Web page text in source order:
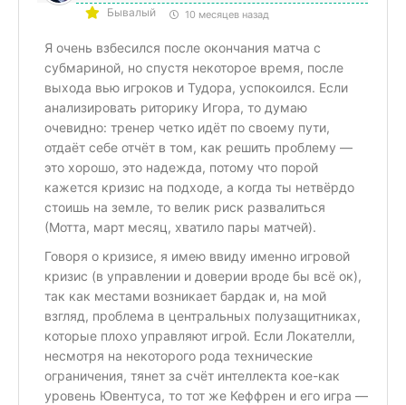
Бывалый 10 месяцев назад
Я очень взбесился после окончания матча с
субмариной, но спустя некоторое время, после
выхода вью игроков и Тудора, успокоился. Если
анализировать риторику Игора, то думаю
очевидно: тренер четко идёт по своему пути,
отдаёт себе отчёт в том, как решить проблему —
это хорошо, это надежда, потому что порой
кажется кризис на подходе, а когда ты нетвёрдо
стоишь на земле, то велик риск развалиться
(Мотта, март месяц, хватило пары матчей).
Говоря о кризисе, я имею ввиду именно игровой
кризис (в управлении и доверии вроде бы всё ок),
так как местами возникает бардак и, на мой
взгляд, проблема в центральных полузащитниках,
которые плохо управляют игрой. Если Локателли,
несмотря на некоторого рода технические
ограничения, тянет за счёт интеллекта кое-как
уровень Ювентуса, то тот же Кеффрен и его игра —